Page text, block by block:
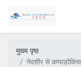
मुख्य पृष्ठ
नेवशीर से